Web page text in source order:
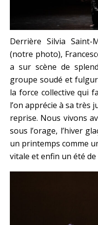
Derrière Silvia Saint-
(notre photo),
a sur scène de
groupe soudé et
la force collective qui
l’on apprécie à sa très
reprise. Nous vivons
sous l’orage, l’hiver
un printemps comme
vitale et enfin un été